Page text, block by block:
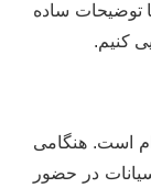
توضیحات ساده
کنیم.
است. هنگامی
در حضور